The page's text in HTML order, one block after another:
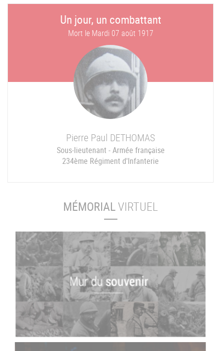
Un jour, un combattant
Mort le Mardi 07 août 1917
Pierre Paul DETHOMAS
Sous-lieutenant - Armée française
234ème Régiment d'Infanterie
MÉMORIALVIRTUEL